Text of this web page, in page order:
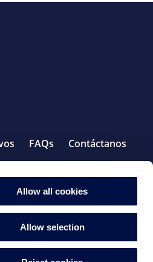
Allow all cookies
Allow selection
FAQs Contáctanos